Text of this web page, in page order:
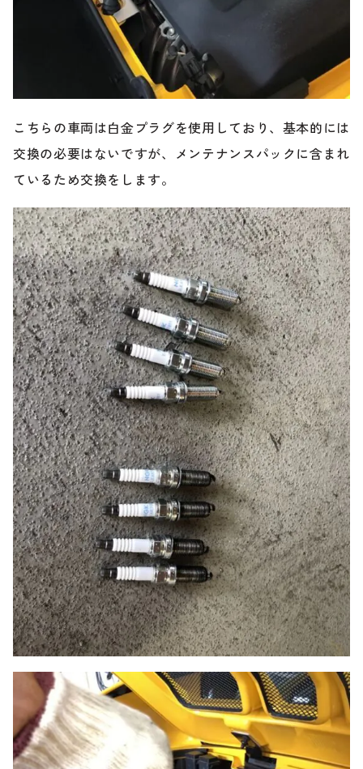
こちらの車両は白金プラグを使用しており、基本的には
交換の必要はないですが、メンテナンスパックに含まれ
ているため交換をします。